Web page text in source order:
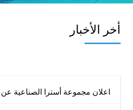
أخر الأخبار